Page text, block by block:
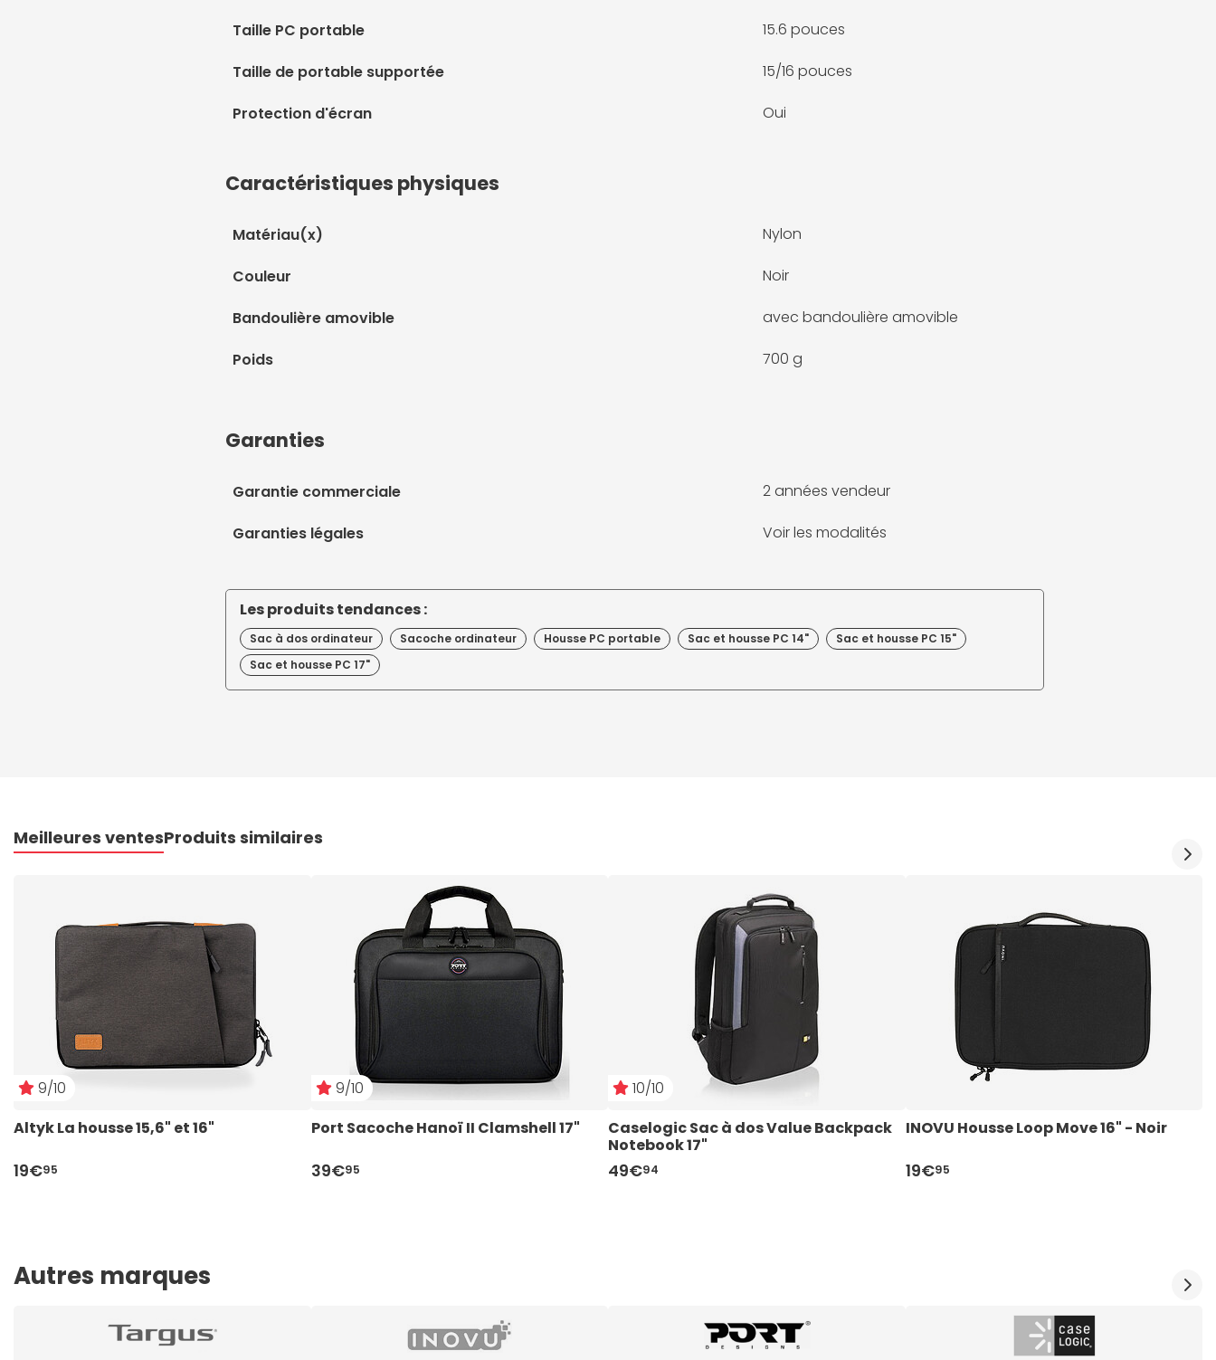
Taille PC portable 15.6 pouces
Taille de portable supportée 15/16 pouces
Protection d'écran Oui
Caractéristiques physiques
Matériau(x) Nylon
Couleur Noir
Bandoulière amovible avec bandoulière amovible
Poids 700 g
Garanties
Garantie commerciale 2 années vendeur
Garanties légales Voir les modalités
Les produits tendances :
Sac à dos ordinateur Sacoche ordinateur Housse PC portable Sac et housse PC 14"
Sac et housse PC 15"
Sac et housse PC 17"
Meilleures ventesProduits similaires
9/10
Altyk La housse 15,6" et 16"
19€95
9/10
Port Sacoche Hanoï II Clamshell 17"
39€95
10/10
Caselogic Sac à dos Value Backpack
Notebook 17"
49€94
INOVU Housse Loop Move 16" - Noir
19€95
Autres marques